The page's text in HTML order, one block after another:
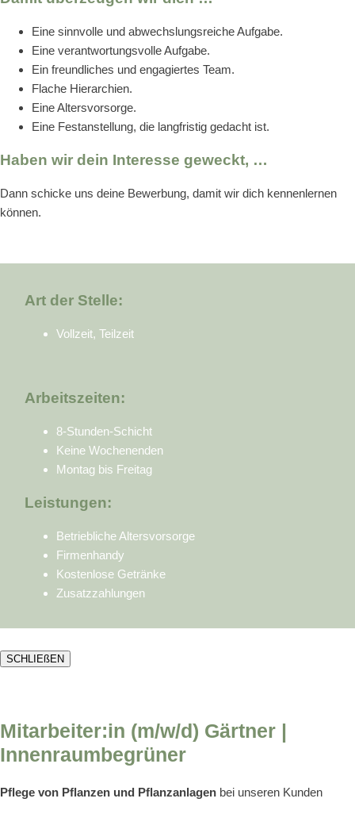
Eine sinnvolle und abwechslungsreiche Aufgabe.
Eine verantwortungsvolle Aufgabe.
Ein freundliches und engagiertes Team.
Flache Hierarchien.
Eine Altersvorsorge.
Eine Festanstellung, die langfristig gedacht ist.
Haben wir dein Interesse geweckt, …
Dann schicke uns deine Bewerbung, damit wir dich kennenlernen
können.
Art der Stelle:
Vollzeit, Teilzeit
Arbeitszeiten:
8-Stunden-Schicht
Keine Wochenenden
Montag bis Freitag
Leistungen:
Betriebliche Altersvorsorge
Firmenhandy
Kostenlose Getränke
Zusatzzahlungen
SCHLIEßEN
Mitarbeiter:in (m/w/d) Gärtner |
Innenraumbegrüner
Pflege von Pflanzen und Pflanzanlagen bei unseren Kunden